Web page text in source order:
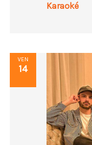
Karaoké
VEN
14